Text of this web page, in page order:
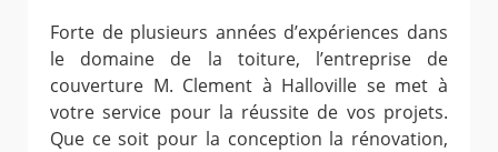
Forte de plusieurs années d’expériences dans
le domaine de la toiture, l’entreprise de
couverture M. Clement à Halloville se met à
votre service pour la réussite de vos projets.
Que ce soit pour la conception la rénovation,